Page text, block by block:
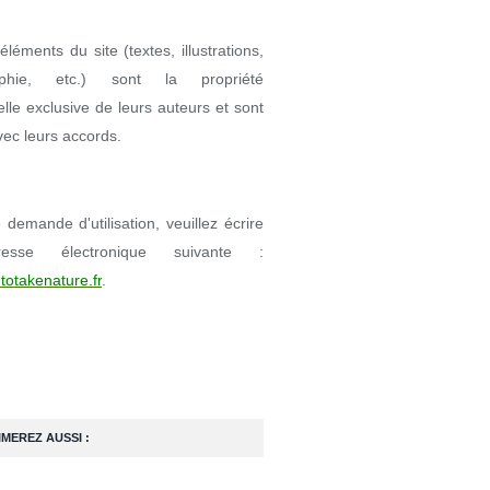
AUSSI :
du site (textes, illustrations,
etc.) sont la propriété
exclusive de leurs auteurs et sont
leurs accords.
demande d'utilisation, veuillez écrire
électronique suivante :